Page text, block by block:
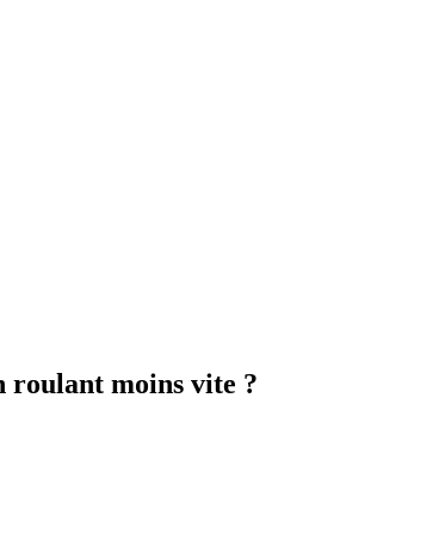
roulant moins vite ?